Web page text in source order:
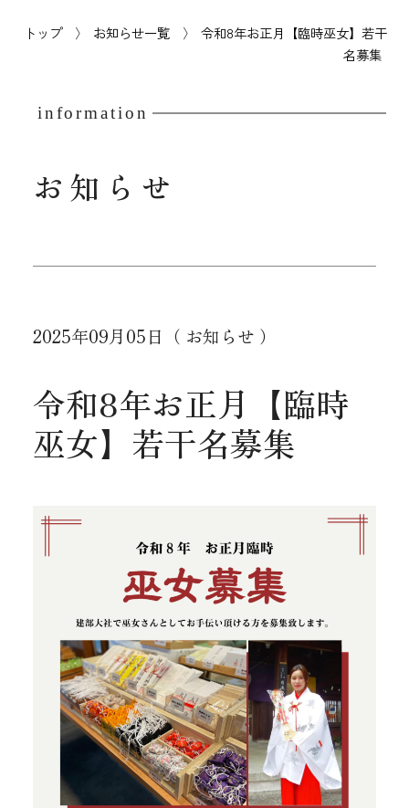
トップ お知らせ一覧
令和8年お正月【臨時巫女】若干
名募集
information
お知らせ
2025年09月05日 （ お知らせ ）
令和8年お正月【臨時
巫女】若干名募集